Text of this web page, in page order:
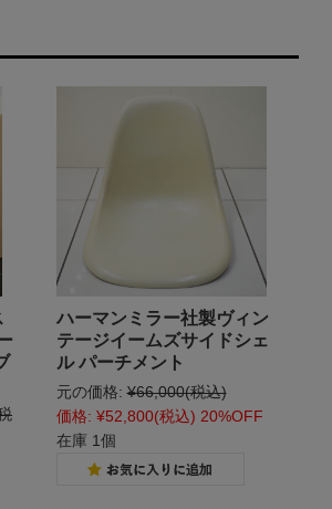
ハーマンミラー社製ヴィン
テージイームズサイドシェ
ル パーチメント
元の価格: ¥66,000(税込)
価格: ¥52,800(税込) 20%OFF
在庫 1個